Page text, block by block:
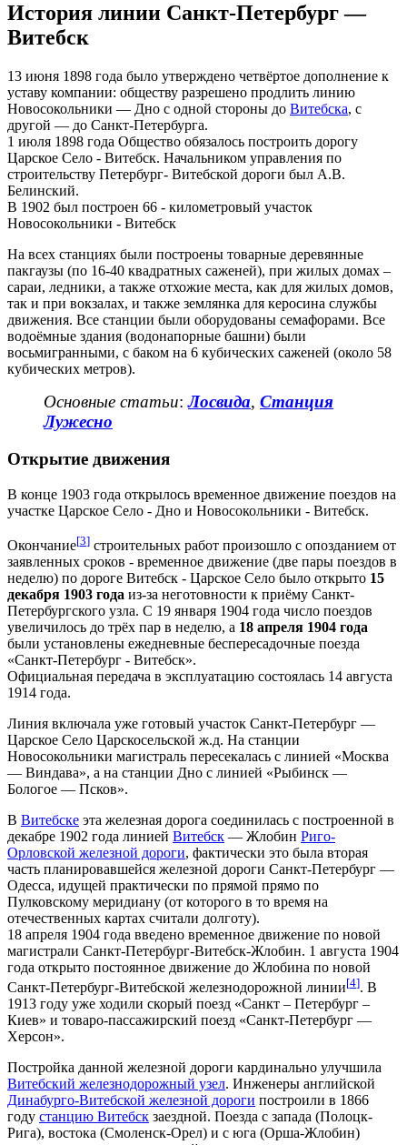
История линии Санкт-Петербург —
Витебск
13 июня 1898 года было утверждено четвёртое дополнение к
уставу компании: обществу разрешено продлить линию
Новосокольники — Дно с одной стороны до Витебска, с
другой — до Санкт-Петербурга.
1 июля 1898 года Общество обязалось построить дорогу
Царское Село - Витебск. Начальником управления по
строительству Петербург- Витебской дороги был А.В.
Белинский.
В 1902 был построен 66 - километровый участок
Новосокольники - Витебск
На всех станциях были построены товарные деревянные
пакгаузы (по 16-40 квадратных саженей), при жилых домах –
сараи, ледники, а также отхожие места, как для жилых домов,
так и при вокзалах, и также землянка для керосина службы
движения. Все станции были оборудованы семафорами. Все
водоёмные здания (водонапорные башни) были
восьмигранными, с баком на 6 кубических саженей (около 58
кубических метров).
Основные статьи:Лосвида, Станция
Лужесно
Открытие движения
В конце 1903 года открылось временное движение поездов на
участке Царское Село - Дно и Новосокольники - Витебск.
Окончание[3] строительных работ произошло с опозданием от
заявленных сроков - временное движение (две пары поездов в
неделю) по дороге Витебск - Царское Село было открыто 15
декабря 1903 года из-за неготовности к приёму Санкт-
Петербургского узла. С 19 января 1904 года число поездов
увеличилось до трёх пар в неделю, а 18 апреля 1904 года
были установлены ежедневные беспересадочные поезда
«Санкт-Петербург - Витебск».
Официальная передача в эксплуатацию состоялась 14 августа
1914 года.
Линия включала уже готовый участок Санкт-Петербург —
Царское Село Царскосельской ж.д. На станции
Новосокольники магистраль пересекалась с линией «Москва
— Виндава», а на станции Дно с линией «Рыбинск —
Бологое — Псков».
В Витебске эта железная дорога соединилась с построенной в
декабре 1902 года линией Витебск — Жлобин Риго-
Орловской железной дороги, фактически это была вторая
часть планировавшейся железной дороги Санкт-Петербург —
Одесса, идущей практически по прямой прямо по
Пулковскому меридиану (от которого в то время на
отечественных картах считали долготу).
18 апреля 1904 года введено временное движение по новой
магистрали Санкт-Петербург-Витебск-Жлобин. 1 августа 1904
года открыто постоянное движение до Жлобина по новой
Санкт-Петербург-Витебской железнодорожной линии[4]. В
1913 году уже ходили скорый поезд «Санкт – Петербург –
Киев» и товаро-пассажирский поезд «Санкт-Петербург —
Херсон».
Постройка данной железной дороги кардинально улучшила
Витебский железнодорожный узел. Инженеры английской
Динабурго-Витебской железной дороги построили в 1866
году станцию Витебск заездной. Поезда с запада (Полоцк-
Рига), востока (Смоленск-Орел) и с юга (Орша-Жлобин)